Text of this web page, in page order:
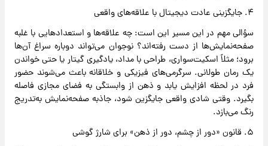
۴. جایگزینی عادت دیجیتال با علاقه‌های واقعی
سؤالی مهم در این مسیر این است: چه علاقه‌ها و استعدادهایی با غلبه
صفحه‌نمایش‌ها از دست رفته‌اند؟ نوجوان می‌تواند دوباره سراغ آن‌ها
برود؛ مثلاً اسکیت‌سواری، طراحی با مداد، یادگیری گیتار یا حتی خواندن
یک رمان طولانی. سرگرمی‌های فیزیکی و خلاقانه باعث می‌شوند حضور
فرد در لحظه افزایش یابد و ذهن از وابستگی به فضای مجازی فاصله
بگیرد. وقتی شادی واقعی جایگزین شود، جاذبه صفحه‌نمایش به‌تدریج
رنگ می‌بازد.
۵. قانون «دور از چشم، دور از ذهن» برای شارژ گوشی